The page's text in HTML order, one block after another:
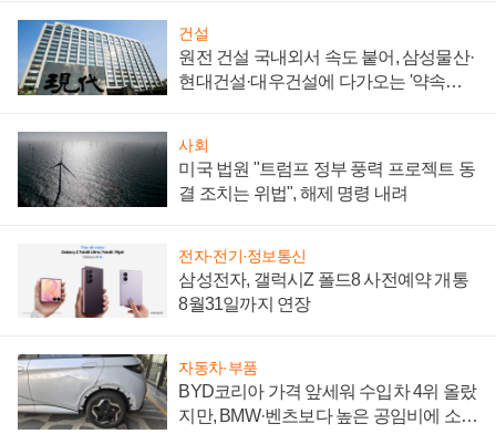
건설
원전 건설 국내외서 속도 붙어, 삼성물산·
현대건설·대우건설에 다가오는 '약속의
사회
미국 법원 "트럼프 정부 풍력 프로젝트 동
결 조치는 위법", 해제 명령 내려
전자·전기·정보통신
삼성전자, 갤럭시Z 폴드8 사전예약 개통
8월31일까지 연장
자동차·부품
BYD코리아 가격 앞세워 수입차 4위 올랐
지만, BMW·벤츠보다 높은 공임비에 소비